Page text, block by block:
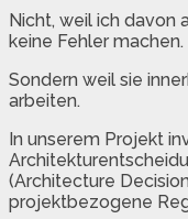
Nicht, weil ich davon
keine Fehler machen.
Sondern weil sie
arbeiten.
In unserem Projekt
(Architecture
projektbezogene